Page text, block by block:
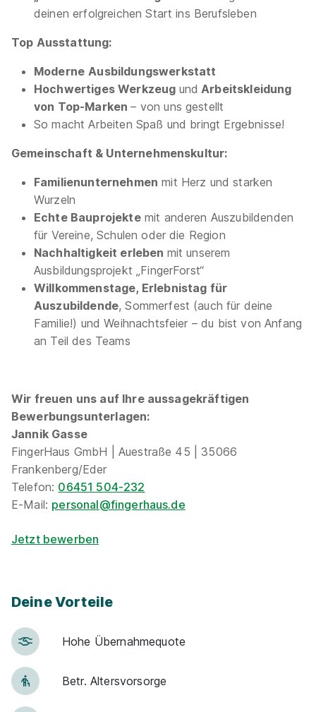
deinen erfolgreichen Start ins Berufsleben
Top Ausstattung:
Moderne Ausbildungswerkstatt
Hochwertiges Werkzeug und Arbeitskleidung
von Top-Marken– von uns gestellt
So macht Arbeiten Spaß und bringt Ergebnisse!
Gemeinschaft & Unternehmenskultur:
Familienunternehmen mit Herz und starken
Wurzeln
Echte Bauprojektemit anderen Auszubildenden
für Vereine, Schulen oder die Region
Nachhaltigkeit erleben mit unserem
Ausbildungsprojekt „FingerForst“
Willkommenstage, Erlebnistag für
Auszubildende, Sommerfest (auch für deine
Familie!) und Weihnachtsfeier – du bist von Anfang
an Teil des Teams
Wir freuen uns auf Ihre aussagekräftigen
Bewerbungsunterlagen:
Jannik Gasse
FingerHaus GmbH | Auestraße 45 | 35066
Frankenberg/Eder
Telefon: 06451 504-232
E-Mail: personal@fingerhaus.de
Jetzt bewerben
Deine Vorteile
Hohe Über­nah­me­quote
Betr. Alters­vor­sorge